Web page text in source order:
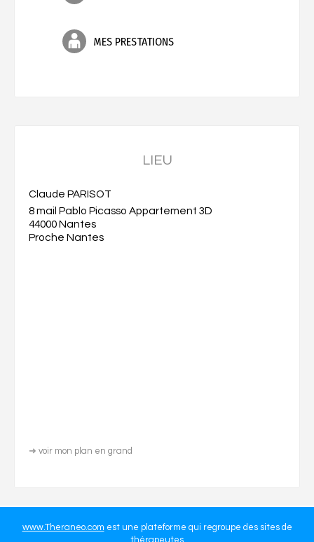
www.Theraneo.com est une plateforme qui regroupe des sites de
thérapeutes
MES PRESTATIONS
LIEU
Claude PARISOT
8 mail Pablo Picasso Appartement 3D
44000 Nantes
Proche Nantes
➜ voir mon plan en grand